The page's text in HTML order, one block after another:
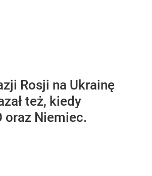
Rosji na Ukrainę
też, kiedy
oraz Niemiec.